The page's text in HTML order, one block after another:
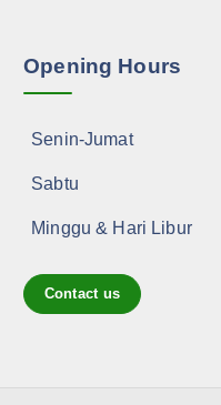
Opening Hours
Senin-Jumat
Sabtu
Minggu & Hari Libur
Contact us